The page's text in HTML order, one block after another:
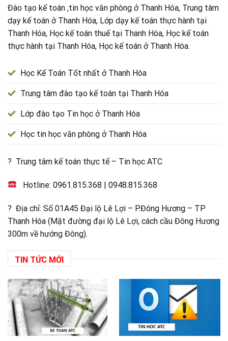
Đào tạo kế toán ,tin học văn phòng ở Thanh Hóa, Trung tâm
dạy kế toán ở Thanh Hóa, Lớp dạy kế toán thực hành tại
Thanh Hóa, Học kế toán thuế tại Thanh Hóa, Học kế toán
thực hành tại Thanh Hóa, Học kế toán ở Thanh Hóa.
Học Kế Toán Tốt nhất ở Thanh Hóa
Trung tâm đào tạo kế toán tại Thanh Hóa
Lớp đào tạo Tin học ở Thanh Hóa
Học tin học văn phòng ở Thanh Hóa
? Trung tâm kế toán thực tế – Tin học ATC
Hotline:0961.815.368 |0948.815.368
? Địa chỉ: Số 01A45 Đại lộ Lê Lợi – P.Đông Hương – TP
Thanh Hóa (Mặt đường đại lộ Lê Lợi, cách cầu Đông Hương
300m về hướng Đông).
TIN TỨC MỚI